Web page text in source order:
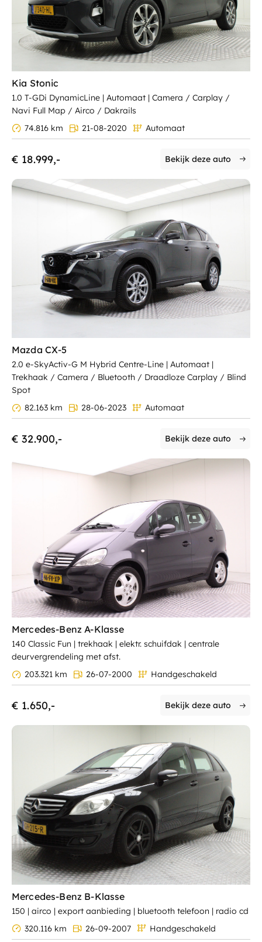
Kia Stonic
1.0 T-GDi DynamicLine | Automaat | Camera / Carplay /
Navi Full Map / Airco / Dakrails
74.816 km
21-08-2020 Automaat
€ 18.999,- Bekijk deze auto
Mazda CX-5
2.0 e-SkyActiv-G M Hybrid Centre-Line | Automaat |
Trekhaak / Camera / Bluetooth / Draadloze Carplay / Blind
Spot
82.163 km
28-06-2023 Automaat
€ 32.900,- Bekijk deze auto
Mercedes-Benz A-Klasse
140 Classic Fun | trekhaak | elektr. schuifdak | centrale
deurvergrendeling met afst.
203.321 km
26-07-2000 Handgeschakeld
€ 1.650,- Bekijk deze auto
Mercedes-Benz B-Klasse
150 | airco | export aanbieding | bluetooth telefoon | radio cd
320.116 km
26-09-2007 Handgeschakeld